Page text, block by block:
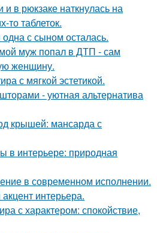
в рюкзаке наткнулась на
то таблеток.
с сыном осталась.
муж попал в ДТП - сам
женщину.
с мягкой эстетикой.
- уютная альтернатива
крышей: мансарда с
в интерьере: природная
в современном исполнении.
интерьера.
с характером: спокойствие,